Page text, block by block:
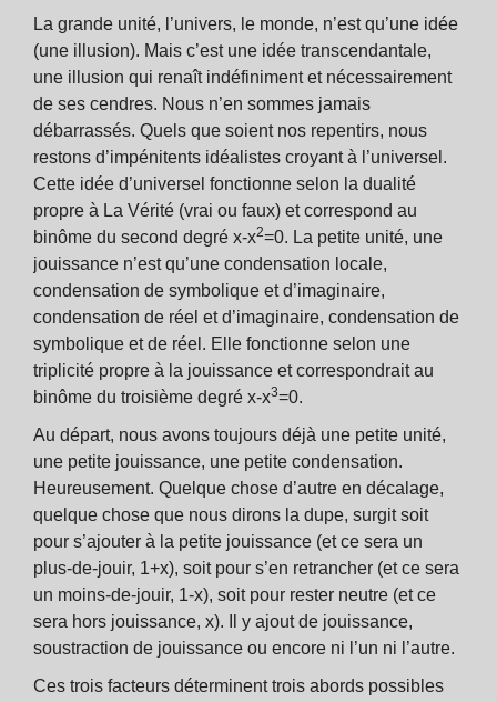
La grande unité, l’univers, le monde, n’est qu’une idée
(une illusion). Mais c’est une idée transcendantale,
une illusion qui renaît indéfiniment et nécessairement
de ses cendres. Nous n’en sommes jamais
débarrassés. Quels que soient nos repentirs, nous
restons d’impénitents idéalistes croyant à l’universel.
Cette idée d’universel fonctionne selon la dualité
propre à La Vérité (vrai ou faux) et correspond au
binôme du second degré x-x2=0. La petite unité, une
jouissance n’est qu’une condensation locale,
condensation de symbolique et d’imaginaire,
condensation de réel et d’imaginaire, condensation de
symbolique et de réel. Elle fonctionne selon une
triplicité propre à la jouissance et correspondrait au
binôme du troisième degré x-x3=0.
Au départ, nous avons toujours déjà une petite unité,
une petite jouissance, une petite condensation.
Heureusement. Quelque chose d’autre en décalage,
quelque chose que nous dirons la dupe, surgit soit
pour s’ajouter à la petite jouissance (et ce sera un
plus-de-jouir, 1+x), soit pour s’en retrancher (et ce sera
un moins-de-jouir, 1-x), soit pour rester neutre (et ce
sera hors jouissance, x). Il y ajout de jouissance,
soustraction de jouissance ou encore ni l’un ni l’autre.
Ces trois facteurs déterminent trois abords possibles